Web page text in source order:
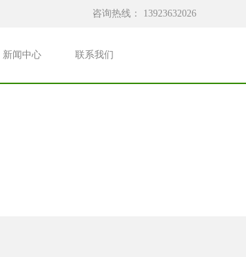
咨询热线： 13923632026
新闻中心 联系我们